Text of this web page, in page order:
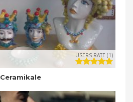
USERS RATE (1)
Ceramikale